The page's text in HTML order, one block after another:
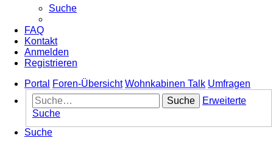
Suche
FAQ
Kontakt
Anmelden
Registrieren
Portal
Foren-Übersicht Wohnkabinen Talk Umfragen
Suche
Erweiterte
Suche
Suche